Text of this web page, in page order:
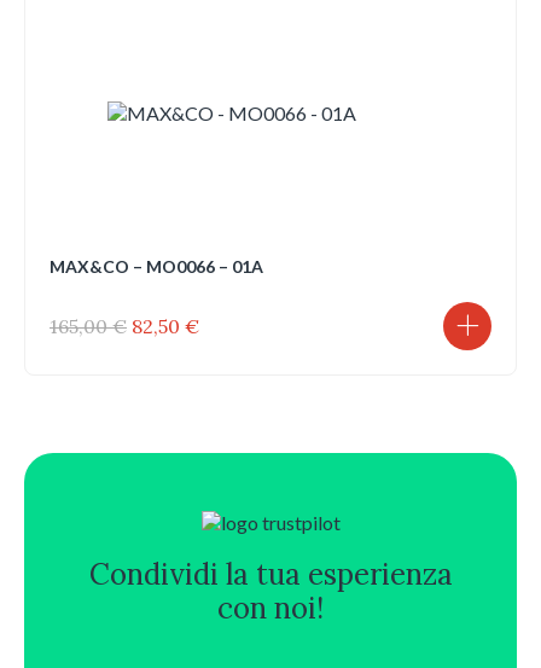
MAX&CO – MO0066 – 01A
165,00€ Il
82,50 €Il
Condividi la tua esperienza
con noi!